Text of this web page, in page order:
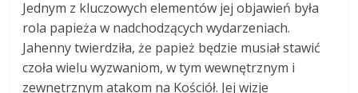
Jednym z kluczowych elementów jej objawień była
rola papieża w nadchodzących wydarzeniach.
Jahenny twierdziła, że papież będzie musiał stawić
czoła wielu wyzwaniom, w tym wewnętrznym i
zewnętrznym atakom na Kościół. Jej wizje